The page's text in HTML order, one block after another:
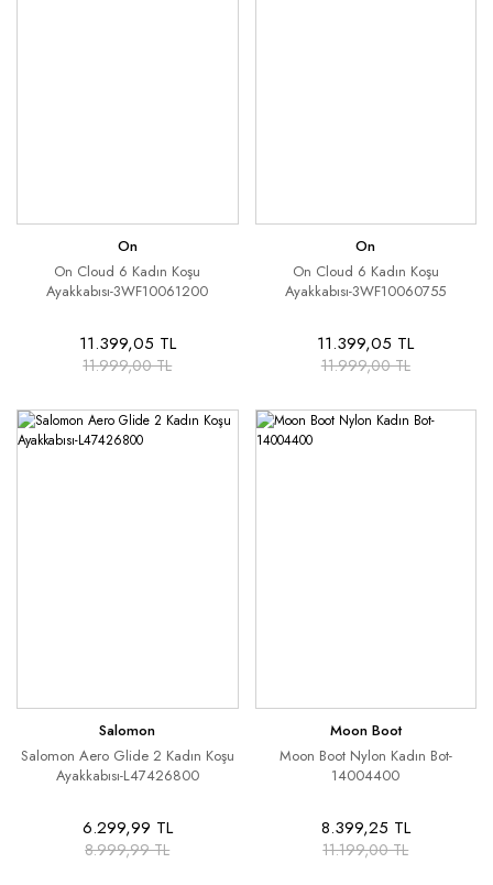
On
On Cloud 6 Kadın Koşu
Ayakkabısı-3WF10061200
11.399,05 TL
11.999,00 TL
On
On Cloud 6 Kadın Koşu
Ayakkabısı-3WF10060755
11.399,05 TL
11.999,00 TL
Salomon
Salomon Aero Glide 2 Kadın Koşu
Ayakkabısı-L47426800
6.299,99 TL
8.999,99 TL
Moon Boot
Moon Boot Nylon Kadın Bot-
14004400
8.399,25 TL
11.199,00 TL